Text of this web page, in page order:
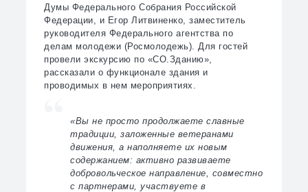
Думы Федерального Собрания Российской
Федерации, и Егор Литвиненко, заместитель
руководителя Федерального агентства по
делам молодежи (Росмолодежь). Для гостей
провели экскурсию по «СО.Зданию»,
рассказали о функционале здания и
проводимых в нем мероприятиях.
«Вы не просто продолжаете славные
традиции, заложенные ветеранами
движения, а наполняете их новым
содержанием: активно развиваете
добровольческое направление, совместно
с партнерами, участвуете в